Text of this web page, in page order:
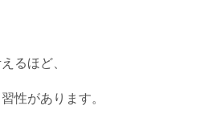
るほど、
性があります。